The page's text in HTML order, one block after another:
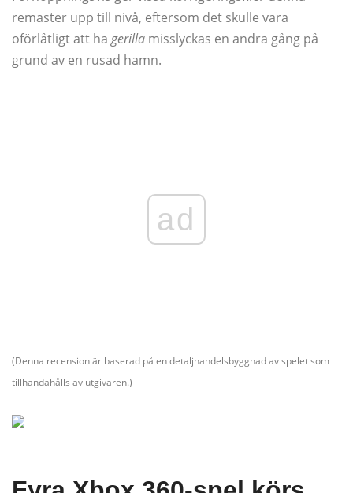
remaster upp till nivå, eftersom det skulle vara
oförlåtligt att ha gerilla misslyckas en andra gång på
grund av en rusad hamn.
ad
(Denna recension är baserad på en detaljhandelsbyggnad av spelet som
tillhandahålls av utgivaren.)